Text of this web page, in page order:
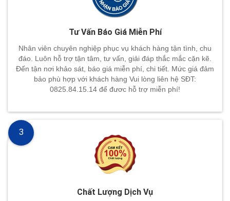
Tư Vấn Báo Giá Miễn Phí
Nhân viên chuyên nghiệp phục vụ khách hàng tận tình, chu
đáo. Luôn hỗ trợ tận tâm, tư vấn, giải đáp thắc mắc cặn kẽ.
Đến tận nơi khảo sát, báo giá miễn phí, chi tiết. Mức giá đảm
bảo phù hợp với khách hàng Vui lòng liên hệ SĐT:
0825.84.15.14 để đươc hỗ trợ miễn phí!
Chất Lượng Dịch Vụ
3